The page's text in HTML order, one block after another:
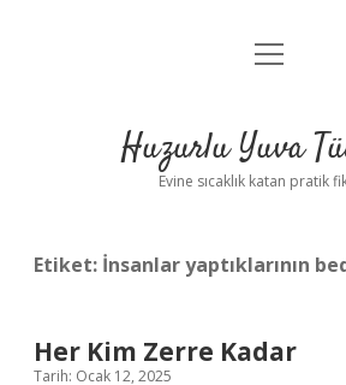
Anasayfa
Yasal Uyarı
menüyü
Huzurlu Yuva
Evine sıcaklık katan pratik
Etiket: İnsanlar yaptıklarının
Her Kim Zerre Kadar
Tarih: Ocak 12, 2025